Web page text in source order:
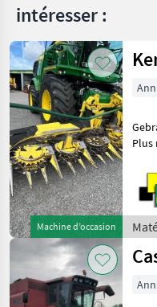
240
DOMINATOR
198 H
EVION
430
CLASSIC
Evion
430
Maxi
Lexion
440
Lexion
Lexion
460
intéresser :
Machine d’occasion
Plus
de
/